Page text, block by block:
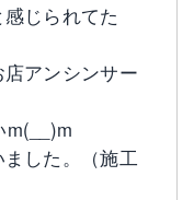
じられてた
アンシンサー
m(__)m
した。（施工